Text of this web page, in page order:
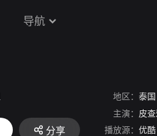
导航
地区： 泰国
主演： 皮
分享 播放源： 优酷